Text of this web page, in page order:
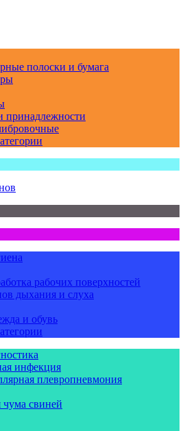
полоски и бумага
принадлежности
рабочих поверхностей
дыхания и слуха
и обувь
инфекция
плевропневмония
чума свиней